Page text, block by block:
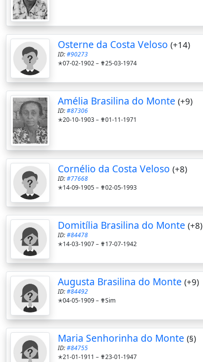
Osterne da Costa Veloso (+14)
ID:#90273
✭07-02-1902 – ✟25-03-1974
Amélia Brasilina do Monte (+9)
ID:#87306
✭20-10-1903 – ✟01-11-1971
Cornélio da Costa Veloso (+8)
ID:#77668
✭14-09-1905 – ✟02-05-1993
Domitília Brasilina do Monte (+8)
ID:#84478
✭14-03-1907 – ✟17-07-1942
Augusta Brasilina do Monte (+9)
ID:#84492
✭04-05-1909 – ✟Sim
Maria Senhorinha do Monte (§)
ID:#84755
✭21-01-1911 – ✟23-01-1947